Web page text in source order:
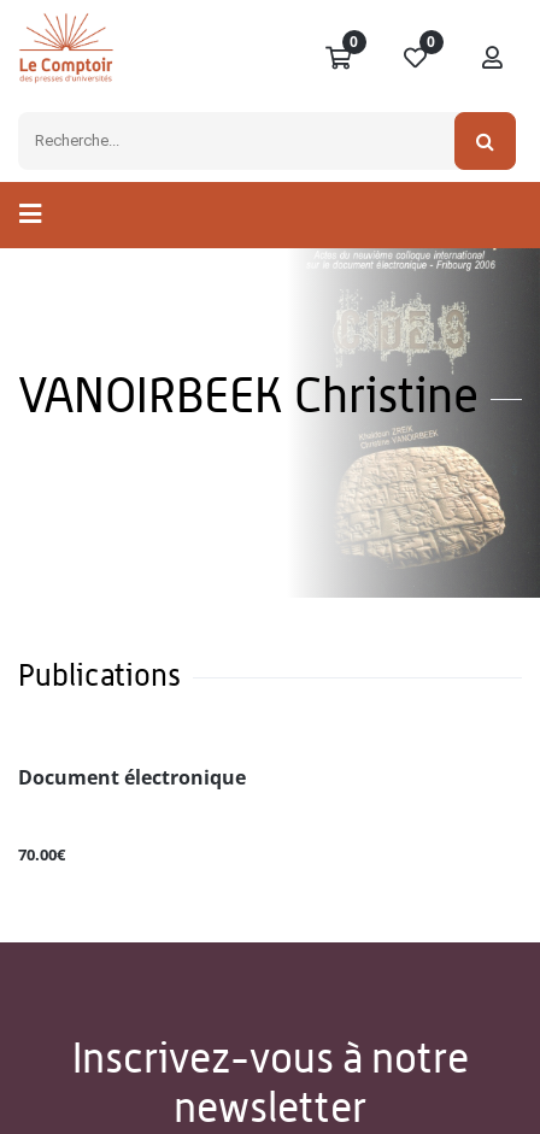
0 0
VANOIRBEEK Christine
Publications
Document électronique
70.00€
Inscrivez-vous à notre
newsletter